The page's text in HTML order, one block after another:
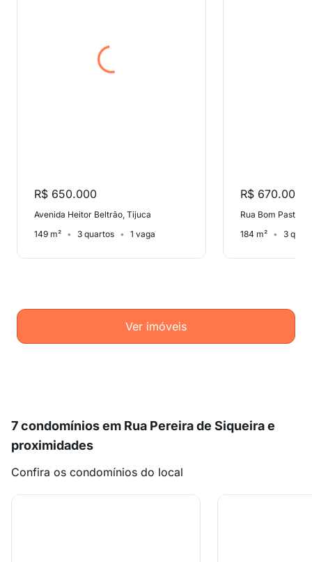
R$ 650.000
Avenida Heitor Beltrão, Tijuca
149 m²
3 quartos 1 vaga
R$ 670.000
Rua Bom Pastor,
184 m²
3
Ver imóveis
7 condomínios em Rua Pereira de Siqueira e
proximidades
Confira os condomínios do local